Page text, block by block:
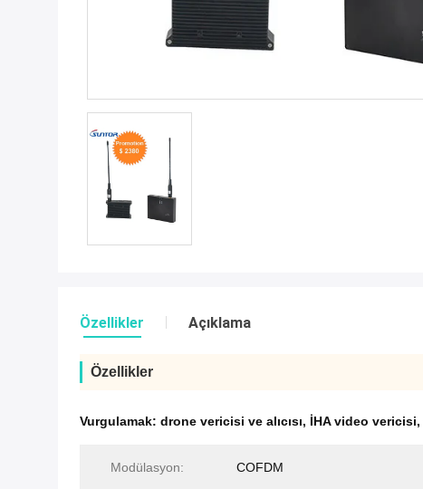
Özellikler Açıklama
Özellikler
Vurgulamak: drone vericisi ve alıcısı, İHA video vericisi,
Modülasyon: COFDM